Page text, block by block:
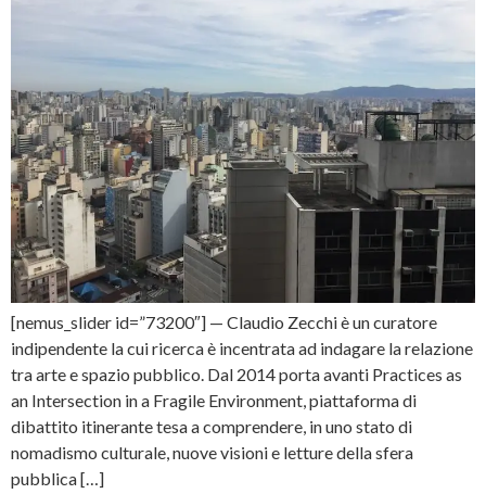
[nemus_slider id=”73200″] — Claudio Zecchi è un curatore
indipendente la cui ricerca è incentrata ad indagare la relazione
tra arte e spazio pubblico. Dal 2014 porta avanti Practices as
an Intersection in a Fragile Environment, piattaforma di
dibattito itinerante tesa a comprendere, in uno stato di
nomadismo culturale, nuove visioni e letture della sfera
pubblica […]